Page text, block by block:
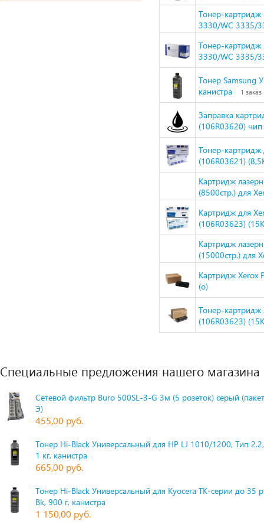
Тонер-картридж
3330/WC 3335/
Тонер-картридж
3330/WC 3335/
Тонер Samsung
канистра
1 заказ
Заправка
(106R03620)
Тонер-картридж
(106R03621)
Картридж
(8500стр.) для
Картридж для
(106R03623)
Картридж
(15000стр.) для
Картридж Xerox
(o)
Тонер-картридж
(106R03623)
Специальные предложения нашего магазина
Сетевой фильтр Buro 500SL-3-G 3м (5 розеток) серый
Э)
455,00 руб.
Тонер Hi-Black Универсальный для HP LJ 1010/1200, Тип
1 кг, канистра
665,00 руб.
Тонер Hi-Black Универсальный для Kyocera TK-серии до 35
Bk, 900 г, канистра
1 150,00 руб.